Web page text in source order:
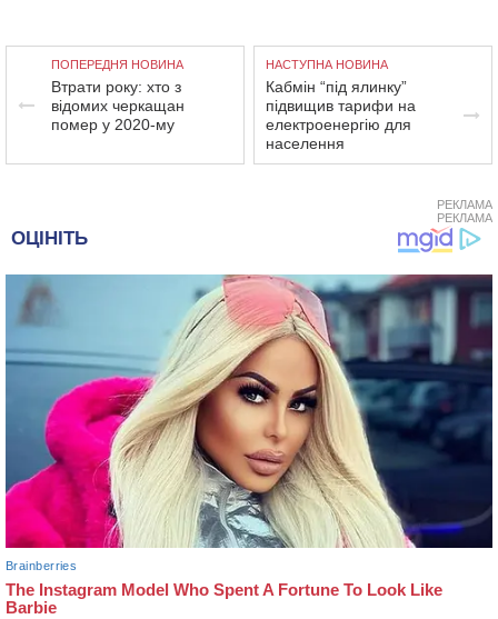
ПОПЕРЕДНЯ НОВИНА
Втрати року: хто з
відомих черкащан
помер у 2020-му
НАСТУПНА НОВИНА
Кабмін “під ялинку”
підвищив тарифи на
електроенергію для
населення
РЕКЛАМА
РЕКЛАМА